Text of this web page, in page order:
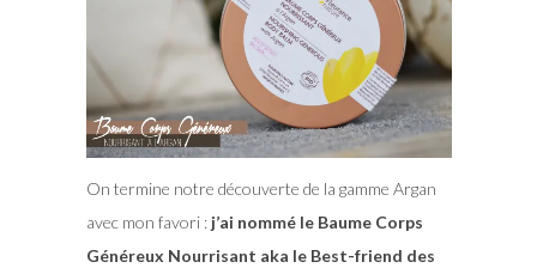
On termine notre découverte de la gamme Argan
avec mon favori : j’ai nommé le Baume Corps
Généreux Nourrisant aka le Best-friend des